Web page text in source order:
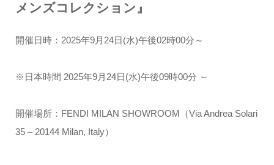
メンズコレクション』
開催日時：2025年9月24日(水)午後02時00分～
※日本時間 2025年9月24日(水)午後09時00分 ～
開催場所：FENDI MILAN SHOWROOM（Via Andrea Solari
35 – 20144 Milan, Italy）